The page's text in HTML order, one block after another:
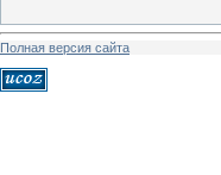
Полная версия сайта